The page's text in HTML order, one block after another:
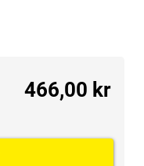
466,00 kr